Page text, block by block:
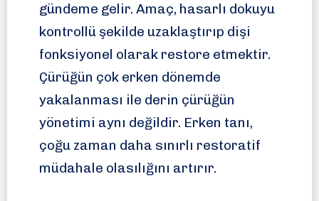
gündeme gelir. Amaç, hasarlı dokuyu
kontrollü şekilde uzaklaştırıp dişi
fonksiyonel olarak restore etmektir.
Çürüğün çok erken dönemde
yakalanması ile derin çürüğün
yönetimi aynı değildir. Erken tanı,
çoğu zaman daha sınırlı restoratif
müdahale olasılığını artırır.